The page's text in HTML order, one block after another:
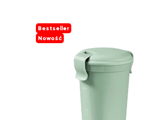
Bestseller
Nowość